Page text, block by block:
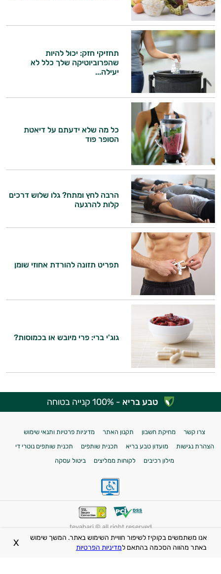
תחזיקי חזק: יכול להיות
שהפרוביוטיקה שלך כלל לא
יעילה...
כל מה שלא ידעתם על דיאטת
הסופר פוד
הרבה לחץ ומתח? גלו שלוש דרכים
קלות להרגעה
תפריט תזונה להורדת אחוזי שומן
גוג'י ברי: פרי מיובש או בכמוסות?
טבע בריא - 100% קנייה בטוחה
צרו קשר מחיקת חשבון תקנון האתר
מדיניות פרטיות ותנאי שימוש
הצהרת נגישות
מועדון טבע בריא תכנית שותפים
תכנית שותפים נוטרי די
מילון רכיבים
לקוחות ממליצים ביטול עסקה
tevabari © all right reserved
המידע באתר אינו מיועד להנחות את הציבור או לשמש לגביו כהמלצה או הוראה או
עצה לשימוש או שינוי או הורדה של תרופה כלשהיא, ואין בו תחליף לייעוץ רפואי
אנו משתמשים בקוקיז לשיפור חוויית השימוש באתר. המשך שימוש
באתר מהווה הסכמה בהתאם למדיניות הפרטיות X